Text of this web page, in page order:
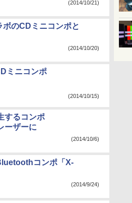
(2014/10/21)
のCDミニコンポと
(2014/10/20)
ミニコンポ
(2014/10/15)
するコンポ
ーザーに
(2014/10/6)
コンポ「X-
(2014/9/24)